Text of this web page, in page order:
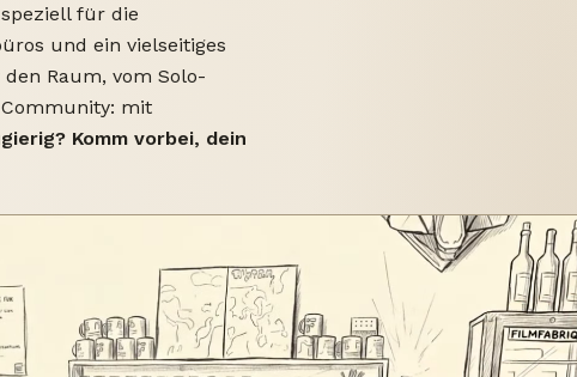
für die
und ein vielseitiges
Raum, vom Solo-
mit
Komm vorbei, dein